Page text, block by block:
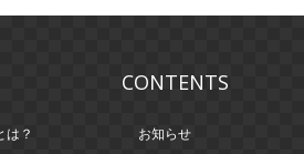
は？
CONTENTS
お知らせ